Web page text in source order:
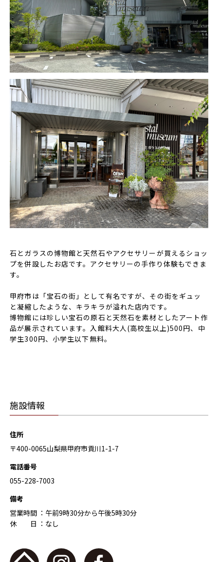
石とガラスの博物館と天然石やアクセサリーが買えるショッ
プを併設したお店です。アクセサリーの手作り体験もできま
す。
甲府市は「宝石の街」として有名ですが、その街をギュッ
と凝縮したような、キラキラが溢れた店内です。
博物館には珍しい宝石の原石と天然石を素材としたアート作
品が展示されています。入館料大人(高校生以上)500円、中
学生300円、小学生以下無料。
施設情報
住所
〒400-0065山梨県甲府市貢川1-1-7
電話番号
055-228-7003
備考
営業時間 ：午前9時30分から午後5時30分
休 日 ：なし